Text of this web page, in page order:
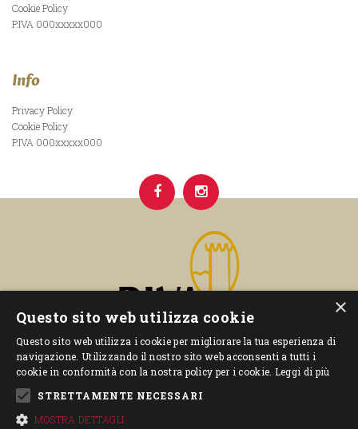
Cookie Policy
P.IVA 000xxxxx000
Info
Privacy Policy
Cookie Policy
P.IVA 000xxxxx000
Privacy Policy–Cookie Policy
×
Questo sito web utilizza cookie
Questo sito web utilizza i cookie per migliorare la tua esperienza di
navigazione. Utilizzando il nostro sito web acconsenti a tutti i
cookie in conformità con la nostra policy per i cookie. Leggi di più
STRETTAMENTE NECESSARI
MOSTRA DETTAGLI